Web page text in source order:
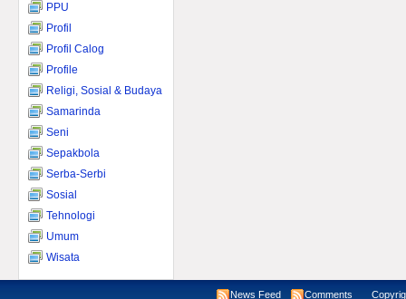
PPU
Profil
Profil Calog
Profile
Religi, Sosial & Budaya
Samarinda
Seni
Sepakbola
Serba-Serbi
Sosial
Tehnologi
Umum
Wisata
News Feed Comments Copyright